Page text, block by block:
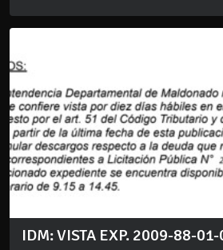
IDM: VISTA EXP. 2009-88-